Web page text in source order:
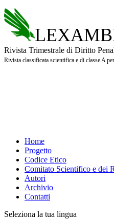
Rivista Trimestrale di Diritto
Rivista classificata scientifica e di classe A
Home
Progetto
Codice Etico
Comitato Scientifico e dei
Autori
Archivio
Contatti
Seleziona la tua lingua